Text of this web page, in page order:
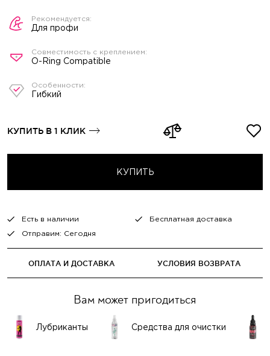
КУПИТЬ
КУПИТЬ В 1 КЛИК
Для профи
O-Ring Compatible
Гибкий
Есть в наличии
Бесплатная доставка
Отправим: Сегодня
ОПЛАТА И ДОСТАВКА УСЛОВИЯ ВОЗВРАТА
Вам может пригодиться
Лубриканты Средства для очистки